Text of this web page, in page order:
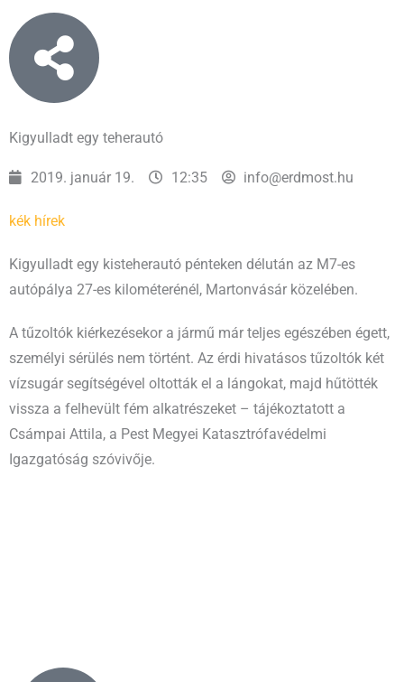
Kigyulladt egy teherautó
2019. január 19. 12:35 info@erdmost.hu
kék hírek
Kigyulladt egy kisteherautó pénteken délután az M7-es
autópálya 27-es kilométerénél, Martonvásár közelében.
A tűzoltók kiérkezésekor a jármű már teljes egészében égett,
személyi sérülés nem történt. Az érdi hivatásos tűzoltók két
vízsugár segítségével oltották el a lángokat, majd hűtötték
vissza a felhevült fém alkatrészeket – tájékoztatott a
Csámpai Attila, a Pest Megyei Katasztrófavédelmi
Igazgatóság szóvivője.